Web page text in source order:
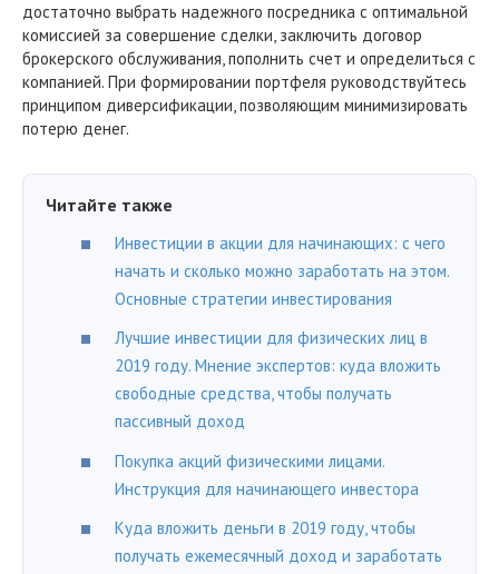
достаточно выбрать надежного посредника с оптимальной
комиссией за совершение сделки, заключить договор
брокерского обслуживания, пополнить счет и определиться с
компанией. При формировании портфеля руководствуйтесь
принципом диверсификации, позволяющим минимизировать
потерю денег.
Читайте также
Инвестиции в акции для начинающих: с чего
начать и сколько можно заработать на этом.
Основные стратегии инвестирования
Лучшие инвестиции для физических лиц в
2019 году. Мнение экспертов: куда вложить
свободные средства, чтобы получать
пассивный доход
Покупка акций физическими лицами.
Инструкция для начинающего инвестора
Куда вложить деньги в 2019 году, чтобы
получать ежемесячный доход и заработать